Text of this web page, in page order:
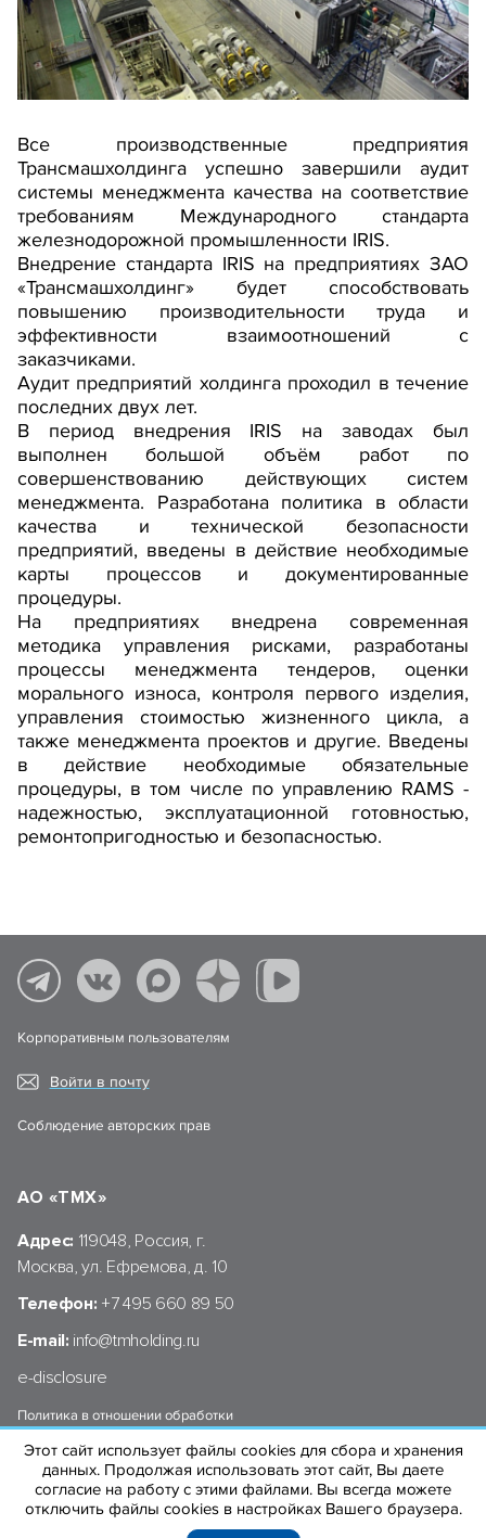
Все производственные предприятия
Трансмашхолдинга успешно завершили аудит
системы менеджмента качества на соответствие
требованиям Международного стандарта
железнодорожной промышленности IRIS.
Внедрение стандарта IRIS на предприятиях ЗАО
«Трансмашхолдинг» будет способствовать
повышению производительности труда и
эффективности взаимоотношений с
заказчиками.
Аудит предприятий холдинга проходил в течение
последних двух лет.
В период внедрения IRIS на заводах был
выполнен большой объём работ по
совершенствованию действующих систем
менеджмента. Разработана политика в области
качества и технической безопасности
предприятий, введены в действие необходимые
карты процессов и документированные
процедуры.
На предприятиях внедрена современная
методика управления рисками, разработаны
процессы менеджмента тендеров, оценки
морального износа, контроля первого изделия,
управления стоимостью жизненного цикла, а
также менеджмента проектов и другие. Введены
в действие необходимые обязательные
процедуры, в том числе по управлению RAMS -
надежностью, эксплуатационной готовностью,
ремонтопригодностью и безопасностью.
Корпоративным пользователям
Войти в почту
Соблюдение авторских прав
АО «ТМХ»
Адрес: 119048, Россия, г.
Москва, ул. Ефремова, д. 10
Телефон: +7 495 660 89 50
E-mail: info@tmholding.ru
e-disclosure
Политика в отношении обработки
персональных данных АО «ТМХ»
© 2004–2026 «ТРАНСМАШХОЛДИНГ»
Этот сайт использует файлы cookies для сбора и хранения
данных. Продолжая использовать этот сайт, Вы даете
согласие на работу с этими файлами. Вы всегда можете
отключить файлы cookies в настройках Вашего браузера.